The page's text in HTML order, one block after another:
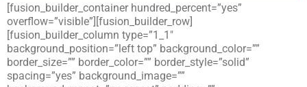
[fusion_builder_container hundred_percent=”yes”
overflow=”visible”][fusion_builder_row]
[fusion_builder_column type=”1_1″
background_position=”left top” background_color=””
border_size=”” border_color=”” border_style=”solid”
spacing=”yes” background_image=””